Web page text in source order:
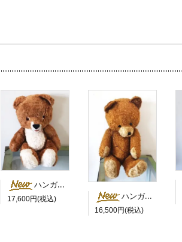
ハンガリー 茶色い目のにっこりベア
17,600円(税込) ハンガリー 茶色いにっこりさん 鳴き笛入
16,500円(税込)